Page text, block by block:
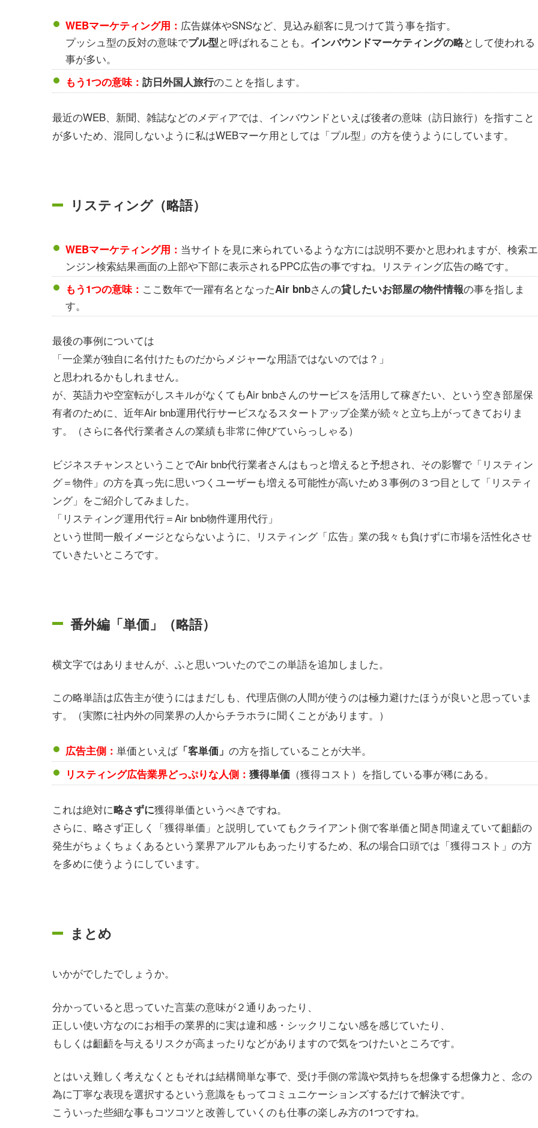
WEBマーケティング用： 広告媒体やSNSなど、見込み顧客に見つけて貰う事を指す。
プッシュ型の反対の意味でプル型と呼ばれることも。 インバウンドマーケティングの略として使われる
事が多い。
もう1つの意味：訪日外国人旅行のことを指します。
最近のWEB、新聞、雑誌などのメディアでは、インバウンドといえば後者の意味（訪日旅行）を指すこと
が多いため、混同しないように私はWEBマーケ用としては「プル型」の方を使うようにしています。
リスティング（略語）
WEBマーケティング用： 当サイトを見に来られているような方には説明不要かと思われますが、検索エ
ンジン検索結果画面の上部や下部に表示されるPPC広告の事ですね。リスティング広告の略です。
もう1つの意味： ここ数年で一躍有名となったAir bnbさんの貸したいお部屋の物件情報の事を指しま
す。
最後の事例については
「一企業が独自に名付けたものだからメジャーな用語ではないのでは？」
と思われるかもしれません。
が、英語力や空室転がしスキルがなくてもAir bnbさんのサービスを活用して稼ぎたい、という空き部屋保
有者のために、近年Air bnb運用代行サービスなるスタートアップ企業が続々と立ち上がってきておりま
す。（さらに各代行業者さんの業績も非常に伸びていらっしゃる）
ビジネスチャンスということでAir bnb代行業者さんはもっと増えると予想され、その影響で「リスティン
グ＝物件」の方を真っ先に思いつくユーザーも増える可能性が高いため３事例の３つ目として「リスティ
ング」をご紹介してみました。
「リスティング運用代行＝Air bnb物件運用代行」
という世間一般イメージとならないように、リスティング「広告」業の我々も負けずに市場を活性化させ
ていきたいところです。
番外編「単価」（略語）
横文字ではありませんが、ふと思いついたのでこの単語を追加しました。
この略単語は広告主が使うにはまだしも、代理店側の人間が使うのは極力避けたほうが良いと思っていま
す。（実際に社内外の同業界の人からチラホラに聞くことがあります。）
広告主側：単価といえば「客単価」の方を指していることが大半。
リスティング広告業界どっぷりな人側：獲得単価 （獲得コスト）を指している事が稀にある。
これは絶対に略さずに獲得単価というべきですね。
さらに、略さず正しく「獲得単価」と説明していてもクライアント側で客単価と聞き間違えていて齟齬の
発生がちょくちょくあるという業界アルアルもあったりするため、私の場合口頭では「獲得コスト」の方
を多めに使うようにしています。
まとめ
いかがでしたでしょうか。
分かっていると思っていた言葉の意味が２通りあったり、
正しい使い方なのにお相手の業界的に実は違和感・シックリこない感を感じていたり、
もしくは齟齬を与えるリスクが高まったりなどがありますので気をつけたいところです。
とはいえ難しく考えなくともそれは結構簡単な事で、受け手側の常識や気持ちを想像する想像力と、念の
為に丁寧な表現を選択するという意識をもってコミュニケーションズするだけで解決です。
こういった些細な事もコツコツと改善していくのも仕事の楽しみ方の1つですね。